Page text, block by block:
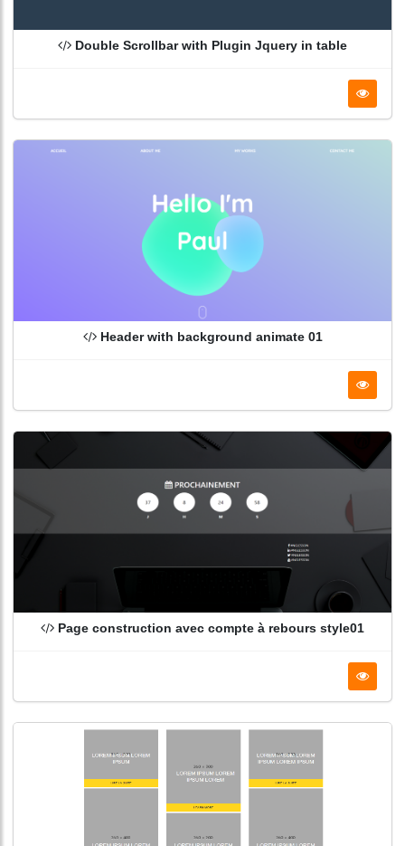
Double Scrollbar with Plugin Jquery in table
Header with background animate 01
Page construction avec compte à rebours style01